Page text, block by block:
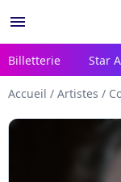
menu
Billetterie Star
Accueil / Artistes /